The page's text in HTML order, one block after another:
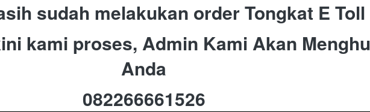
sudah melakukan order Tongkat E Toll
kami proses, Admin Kami Akan
Anda
082266661526